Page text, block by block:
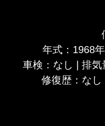
年式：1968
車検：なし
| 排
修復歴​：な